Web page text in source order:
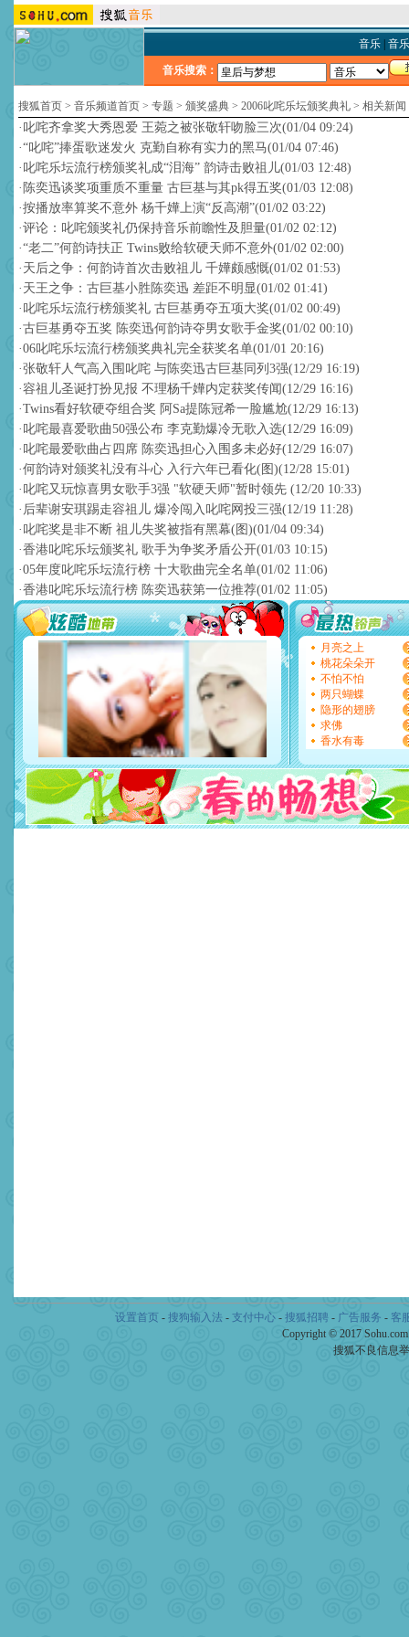
音乐| 音
音乐搜索：
搜狐首页 > 音乐频道首页 > 专题 > 颁奖盛典 > 2006叱咤乐坛颁奖典礼 > 相关新闻
· 叱咤齐拿奖大秀恩爱 王菀之被张敬轩吻脸三次(01/04 09:24)
·“叱咤”捧蛋歌迷发火 克勤自称有实力的黑马(01/04 07:46)
· 叱咤乐坛流行榜颁奖礼成“泪海” 韵诗击败祖儿(01/03 12:48)
· 陈奕迅谈奖项重质不重量 古巨基与其pk得五奖(01/03 12:08)
·按播放率算奖不意外 杨千嬅上演“反高潮”(01/02 03:22)
·评论：叱咤颁奖礼仍保持音乐前瞻性及胆量(01/02 02:12)
·“老二”何韵诗扶正 Twins败给软硬天师不意外(01/02 02:00)
· 天后之争：何韵诗首次击败祖儿 千嬅颇感慨(01/02 01:53)
· 天王之争：古巨基小胜陈奕迅 差距不明显(01/02 01:41)
· 叱咤乐坛流行榜颁奖礼 古巨基勇夺五项大奖(01/02 00:49)
·古巨基勇夺五奖 陈奕迅何韵诗夺男女歌手金奖(01/02 00:10)
·06叱咤乐坛流行榜颁奖典礼完全获奖名单(01/01 20:16)
·张敬轩人气高入围叱咤 与陈奕迅古巨基同列3强(12/29 16:19)
·容祖儿圣诞打扮见报 不理杨千嬅内定获奖传闻(12/29 16:16)
·Twins看好软硬夺组合奖 阿Sa提陈冠希一脸尴尬(12/29 16:13)
· 叱咤最喜爱歌曲50强公布 李克勤爆冷无歌入选(12/29 16:09)
· 叱咤最爱歌曲占四席 陈奕迅担心入围多未必好(12/29 16:07)
·何韵诗对颁奖礼没有斗心 入行六年已看化(图)(12/28 15:01)
· 叱咤又玩惊喜男女歌手3强 "软硬天师"暂时领先 (12/20 10:33)
· 后辈谢安琪踢走容祖儿 爆冷闯入叱咤网投三强(12/19 11:28)
· 叱咤奖是非不断 祖儿失奖被指有黑幕(图)(01/04 09:34)
·香港叱咤乐坛颁奖礼 歌手为争奖矛盾公开(01/03 10:15)
·05年度叱咤乐坛流行榜 十大歌曲完全名单(01/02 11:06)
·香港叱咤乐坛流行榜 陈奕迅获第一位推荐(01/02 11:05)
月亮之上
桃花朵朵开
不怕不怕
两只蝴蝶
隐形的翅膀
求佛
香水有毒
设置首页 - 搜狗输入法 - 支付中心- 搜狐招聘- 广告服务 - 客
Copyright © 2017
搜狐不良信息